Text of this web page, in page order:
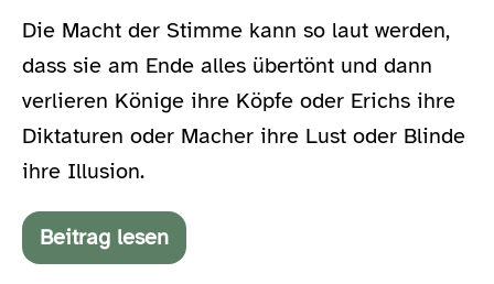
Die Macht der Stimme kann so laut werden,
dass sie am Ende alles übertönt und dann
verlieren Könige ihre Köpfe oder Erichs ihre
Diktaturen oder Macher ihre Lust oder Blinde
ihre Illusion.
Beitrag lesenBasisdemokratie
funktioniert,